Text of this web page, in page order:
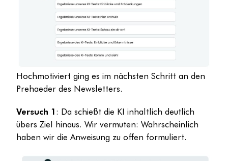
Hochmotiviert ging es im nächsten Schritt an den
Prehaeder des Newsletters.
Versuch 1: Da schießt die KI inhaltlich deutlich
übers Ziel hinaus. Wir vermuten: Wahrscheinlich
haben wir die Anweisung zu offen formuliert.